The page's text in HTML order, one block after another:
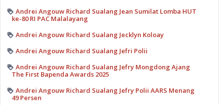
Andrei Angouw Richard Sualang Jean Sumilat Lomba HUT
ke-80 RI PAC Malalayang
Andrei Angouw Richard Sualang Jecklyn Koloay
Andrei Angouw Richard Sualang Jefri Polii
Andrei Angouw Richard Sualang Jefry Mongdong Ajang
The First Bapenda Awards 2025
Andrei Angouw Richard Sualang Jefry Polii AARS Menang
49 Persen